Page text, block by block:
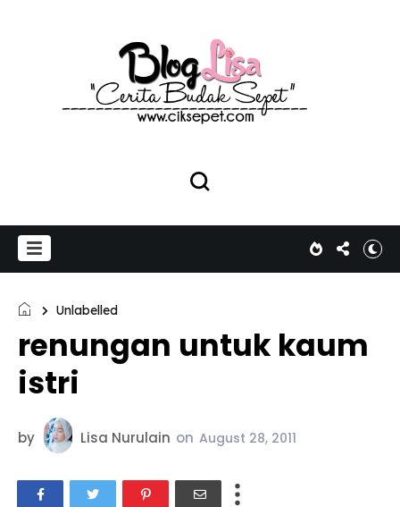
Unlabelled
renungan untuk kaum
istri
by Lisa Nurulain on August 28, 2011